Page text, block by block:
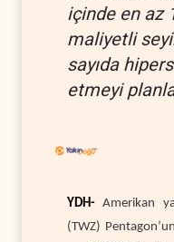
içinde en az
maliyetli
sayıda
etmeyi
YDH- Amerikan
(TWZ)